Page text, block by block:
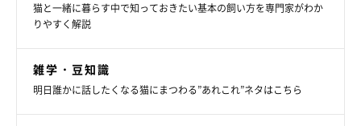
猫と一緒に暮らす中で知っておきたい基本の飼い方を専門家がわか
りやすく解説
雑学・豆知識
明日誰かに話したくなる猫にまつわる”あれこれ”ネタはこちら